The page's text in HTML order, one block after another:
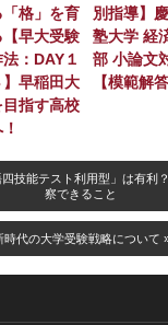
「格」を育
【早大受験
：DAY１
】早稲田大
目指す高校
別指導】
塾大学 経
部 小論文
【模範解答
技能テスト利用型」は有利
察できること
時代の大学受験戦略について